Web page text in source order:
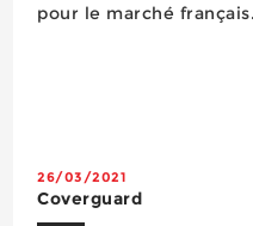
pour le marché
26/03/2021
Coverguard